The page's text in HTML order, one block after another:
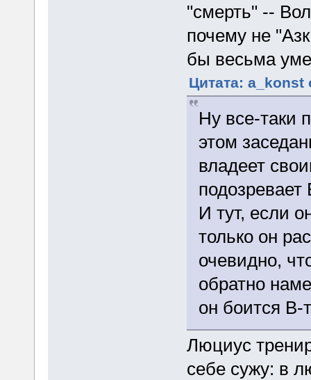
"смерть" --
почему не
бы весьма
Цитата: a_konst
Ну все-таки
этом
владеет
И тут, если
только он
очевидно,
обратно
он боится В-
Люциус
себе сужу: в